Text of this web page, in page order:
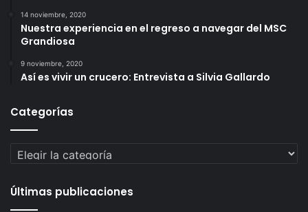
14 noviembre, 2020
Nuestra experiencia en el regreso a navegar del MSC
Grandiosa
9 noviembre, 2020
Así es vivir un crucero: Entrevista a Silvia Gallardo
Categorías
Categorías
Últimas publicaciones